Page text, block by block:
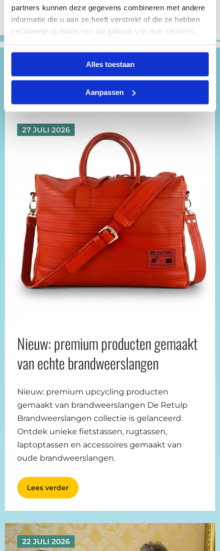
partners kunnen deze gegevens combineren met andere
informatie die u aan ze heeft verstrekt of die ze hebben
verzameld op basis van uw gebruik van hun services.
Alles toestaan
Aanpassen
Verder lezen
27 JULI 2026
Nieuw: premium producten gemaakt
van echte brandweerslangen
Nieuw: premium upcycling producten
gemaakt van brandweerslangen De Retulp
Brandweerslangen collectie is gelanceerd.
Ontdek unieke fietstassen, rugtassen,
laptoptassen en accessoires gemaakt van
oude brandweerslangen.
Lees verder
22 JULI 2026